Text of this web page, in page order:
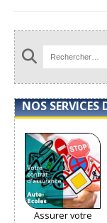
NOS SERVICES
Assurer votre